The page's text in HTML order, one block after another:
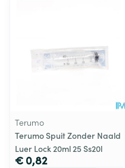
Terumo
Terumo Spuit Zonder Naald
Luer Lock 20ml 25 Ss20l
€ 0,82